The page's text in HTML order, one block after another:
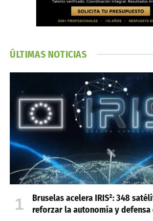
ÚLTIMAS NOTICIAS
Bruselas acelera IRIS²: 348
reforzar la autonomía y defensa